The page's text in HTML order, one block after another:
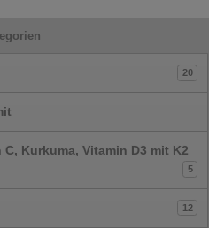
20
Kurkuma, Vitamin D3 mit K2
5
12